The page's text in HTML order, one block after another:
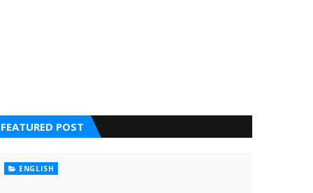
FEATURED POST
ENGLISH